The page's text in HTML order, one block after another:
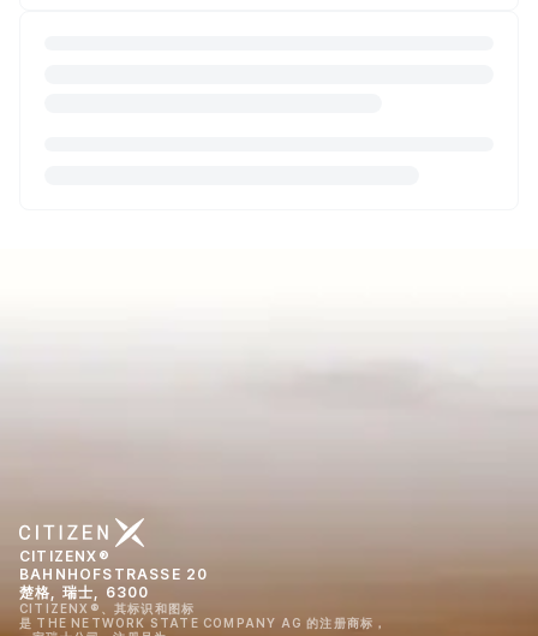
CITIZENX®
BAHNHOFSTRASSE 20
楚格, 瑞士, 6300
CITIZENX®、其标识和图标
是 THE NETWORK STATE COMPANY AG 的注册商标，